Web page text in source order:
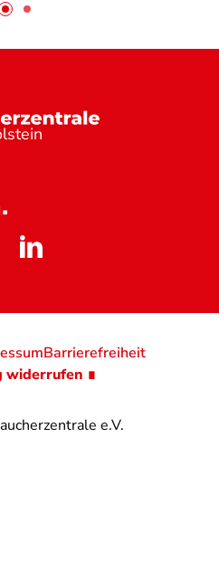
e.V.
Barrierefreiheit
widerrufen ∎